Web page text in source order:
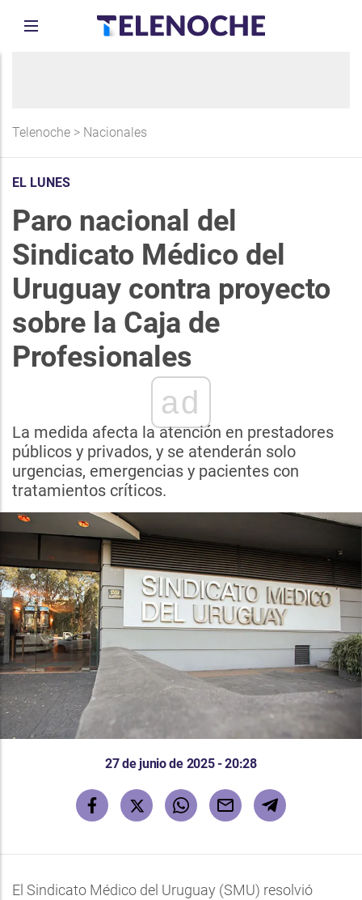
Telenoche > Nacionales
EL LUNES
Paro nacional del
Sindicato Médico del
Uruguay contra proyecto
sobre la Caja de
Profesionales
ad
La medida afecta la atención en prestadores
públicos y privados, y se atenderán solo
urgencias, emergencias y pacientes con
tratamientos críticos.
27 de junio de 2025 - 20:28
El Sindicato Médico del Uruguay (SMU) resolvió